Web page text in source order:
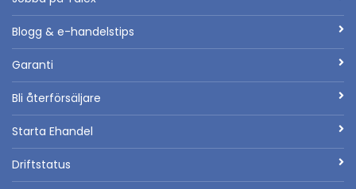
Blogg & e-handelstips
Garanti
Bli återförsäljare
Starta Ehandel
Driftstatus